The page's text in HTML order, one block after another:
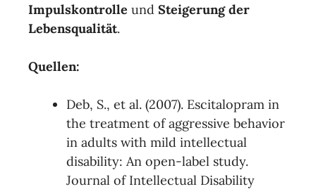
Impulskontrolle und Steigerung der
Lebensqualität.
Quellen:
Deb, S., et al. (2007). Escitalopram in
the treatment of aggressive behavior
in adults with mild intellectual
disability: An open-label study.
Journal of Intellectual Disability